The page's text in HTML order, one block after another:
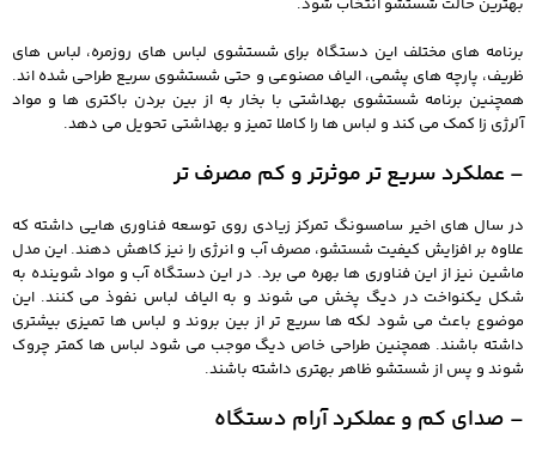
برنامه های مختلف این دستگاه برای شستشوی لباس های روزمره، لباس های
ظریف، پارچه های پشمی، الیاف مصنوعی و حتی شستشوی سریع طراحی شده اند.
همچنین برنامه شستشوی بهداشتی با بخار به از بین بردن باکتری ها و مواد
آلرژی زا کمک می کند و لباس ها را کاملا تمیز و بهداشتی تحویل می دهد.
– عملکرد سریع تر موثرتر و کم مصرف تر
در سال های اخیر سامسونگ تمرکز زیادی روی توسعه فناوری هایی داشته که
علاوه بر افزایش کیفیت شستشو، مصرف آب و انرژی را نیز کاهش دهند. این مدل
ماشین نیز از این فناوری ها بهره می برد. در این دستگاه آب و مواد شوینده به
شکل یکنواخت در دیگ پخش می شوند و به الیاف لباس نفوذ می کنند. این
موضوع باعث می شود لکه ها سریع تر از بین بروند و لباس ها تمیزی بیشتری
داشته باشند. همچنین طراحی خاص دیگ موجب می شود لباس ها کمتر چروک
شوند و پس از شستشو ظاهر بهتری داشته باشند.
– صدای کم و عملکرد آرام دستگاه